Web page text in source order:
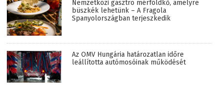
Nemzetközi gasztro mérföldkő, amelyre
büszkék lehetünk – A Fragola
Spanyolországban terjeszkedik
Az OMV Hungária határozatlan időre
leállította autómosóinak működését